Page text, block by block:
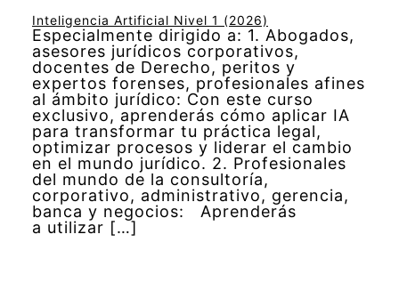
Inteligencia Artificial Nivel 1 (2026)
Especialmente dirigido a: 1. Abogados,
asesores jurídicos corporativos,
docentes de Derecho, peritos y
expertos forenses, profesionales afines
al ámbito jurídico: Con este curso
exclusivo, aprenderás cómo aplicar IA
para transformar tu práctica legal,
optimizar procesos y liderar el cambio
en el mundo jurídico. 2. Profesionales
del mundo de la consultoría,
corporativo, administrativo, gerencia,
banca y negocios: Aprenderás
a utilizar […]